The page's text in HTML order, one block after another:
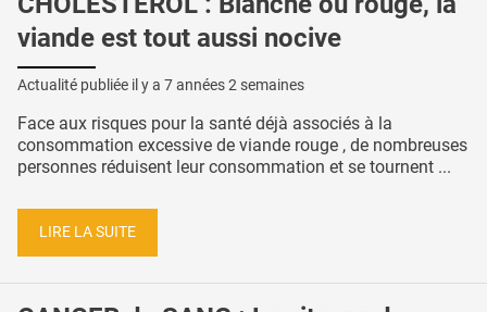
viande est tout aussi nocive
Actualité publiée il y a 7 années 2 semaines
Face aux risques pour la santé déjà associés à la
consommation excessive de viande rouge , de nombreuses
personnes réduisent leur consommation et se tournent ...
LIRE LA SUITE